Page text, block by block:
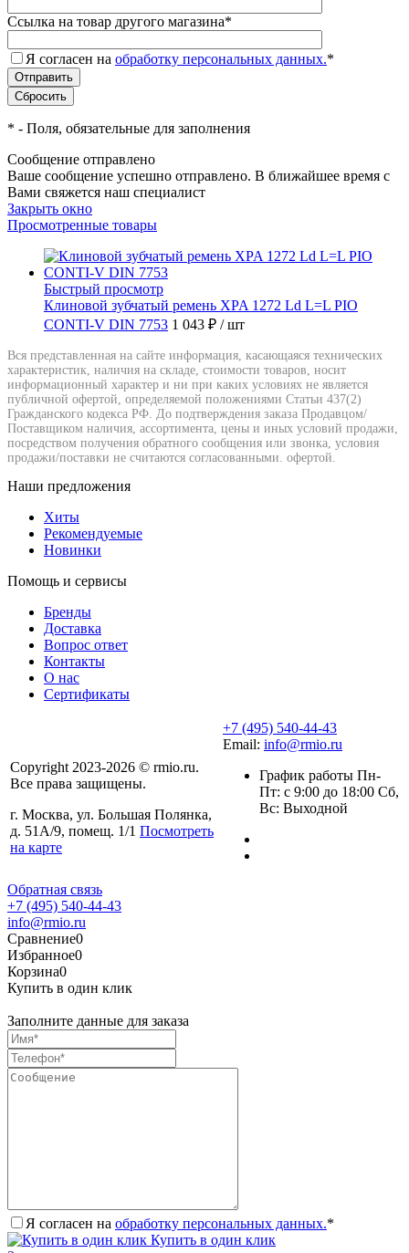
Ссылка на товар другого магазина*
Я согласен на обработку персональных данных.*
* - Поля, обязательные для заполнения
Сообщение отправлено
Ваше сообщение успешно отправлено. В ближайшее время с
Вами свяжется наш специалист
Закрыть окно
Просмотренные товары
Быстрый просмотр
Клиновой зубчатый ремень XPA 1272 Ld L=L PIO
CONTI-V DIN 7753 1 043 ₽ / шт
Вся представленная на сайте информация, касающаяся технических
характеристик, наличия на складе, стоимости товаров, носит
информационный характер и ни при каких условиях не является
публичной офертой, определяемой положениями Статьи 437(2)
Гражданского кодекса РФ. До подтверждения заказа Продавцом/
Поставщиком наличия, ассортимента, цены и иных условий продажи,
посредством получения обратного сообщения или звонка, условия
продажи/поставки не считаются согласованными. офертой.
Наши предложения
Хиты
Рекомендуемые
Новинки
Помощь и сервисы
Бренды
Доставка
Вопрос ответ
Контакты
О нас
Сертификаты
Copyright 2023-2026 © rmio.ru.
Все права защищены.
г. Москва, ул. Большая Полянка,
д. 51А/9, помещ. 1/1 Посмотреть
на карте
+7 (495) 540-44-43
Email: info@rmio.ru
График работы Пн-
Пт: с 9:00 до 18:00 Сб,
Вс: Выходной
Обратная связь
+7 (495) 540-44-43
info@rmio.ru
Сравнение0
Избранное0
Корзина0
Купить в один клик
Заполните данные для заказа
Я согласен на обработку персональных данных.*
Купить в один клик